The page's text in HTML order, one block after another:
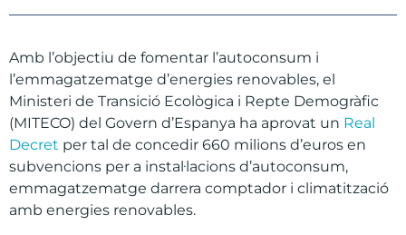
Amb l’objectiu de fomentar l’autoconsum i
l’emmagatzematge d’energies renovables, el
Ministeri de Transició Ecològica i Repte Demogràfic
(MITECO) del Govern d’Espanya ha aprovat un Real
Decret per tal de concedir 660 milions d’euros en
subvencions per a instal·lacions d’autoconsum,
emmagatzematge darrera comptador i climatització
amb energies renovables.